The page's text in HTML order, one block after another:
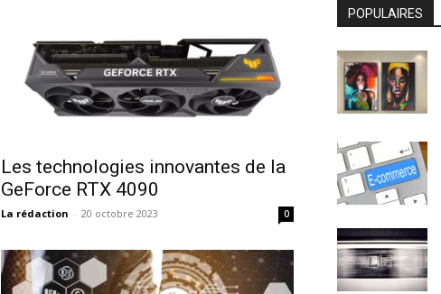
Les technologies innovantes de la
GeForce RTX 4090
La rédaction - 20 octobre 2023 0
POPULAIRES